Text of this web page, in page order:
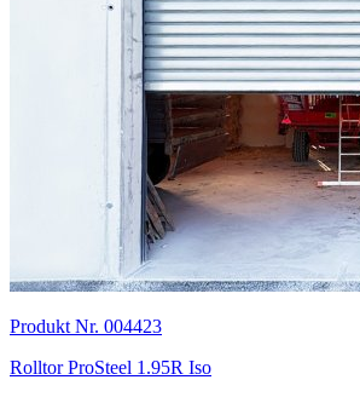
Produkt Nr. 004423
Rolltor ProSteel 1.95R Iso